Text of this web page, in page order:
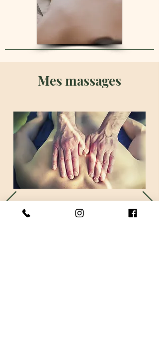
Mes massages
Californien